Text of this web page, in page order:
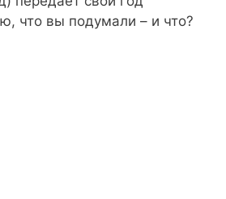
что вы подумали – и что?